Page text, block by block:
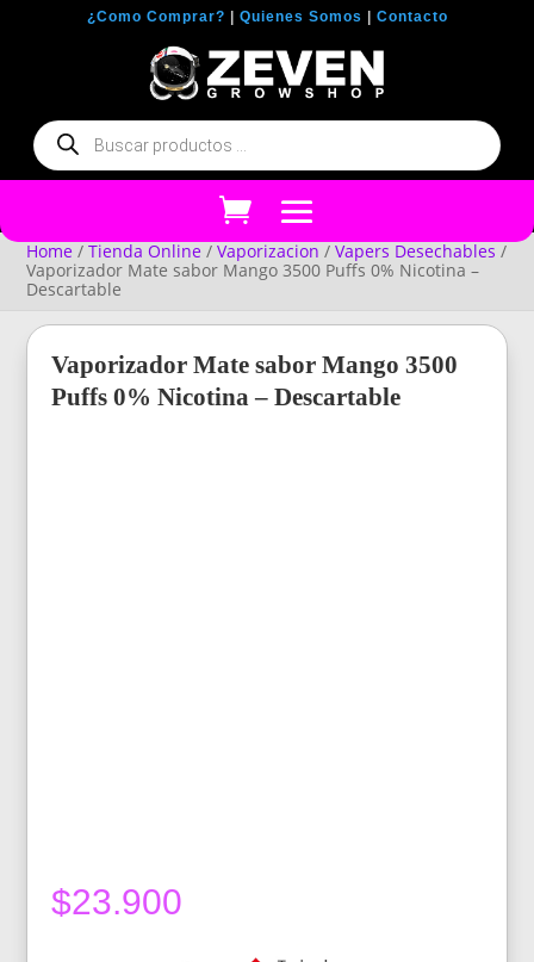
¿Como Comprar? Quienes Somos Contacto
Búsqueda
de
productos
Home /Tienda Online /Vaporizacion /Vapers Desechables /
Vaporizador Mate sabor Mango 3500 Puffs 0% Nicotina –
Descartable
Vaporizador Mate sabor Mango 3500
Puffs 0% Nicotina – Descartable
$23.900